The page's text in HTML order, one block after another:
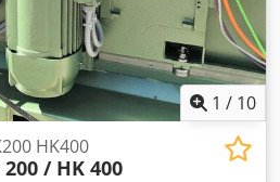
1 / 10
HK400
/ HK 400